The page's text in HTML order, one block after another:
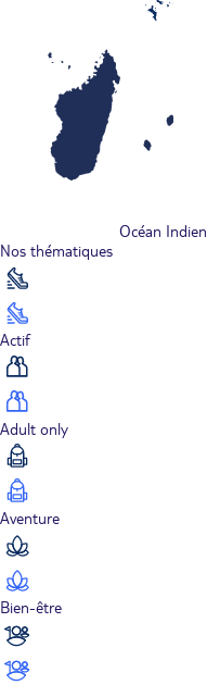
Océan Indien
Nos thématiques
Actif
Adult only
Aventure
Bien-être